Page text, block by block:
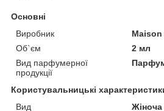
Основні
Виробник
Об`єм
2 мл
Вид парфумерної
продукції
Користувальницькі
Вид
Жіноча